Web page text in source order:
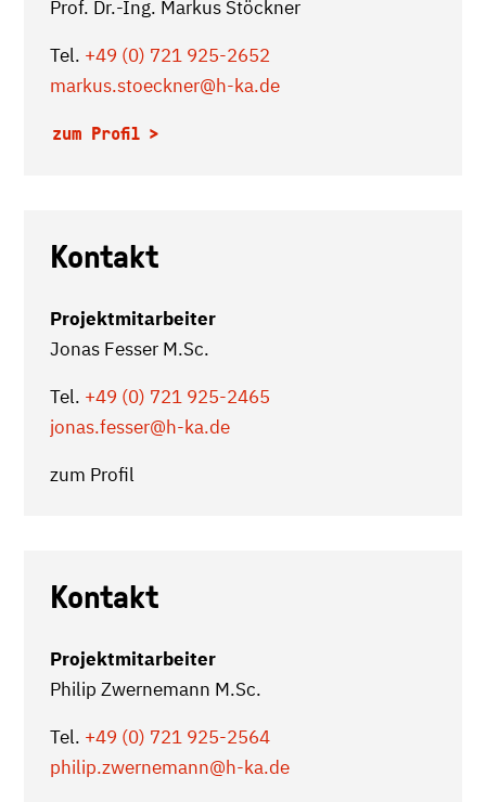
Prof. Dr.-Ing. Markus Stöckner
Tel. +49 (0) 721 925-2652
markus.stoeckner@h-ka.de
zum Profil
Kontakt
Projektmitarbeiter
Jonas Fesser M.Sc.
Tel. +49 (0) 721 925-2465
jonas.fesser@h-ka.de
zum Profil
Kontakt
Projektmitarbeiter
Philip Zwernemann M.Sc.
Tel. +49 (0) 721 925-2564
philip.zwernemann@h-ka.de